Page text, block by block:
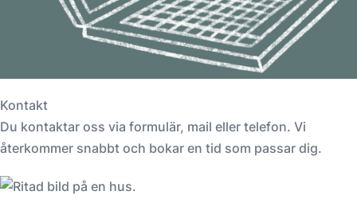
Kontakt
Du kontaktar oss via formulär, mail eller telefon. Vi
återkommer snabbt och bokar en tid som passar dig.